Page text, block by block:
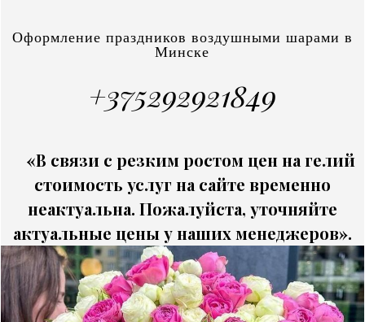
Оформление праздников воздушными шарами в
Минске
+375292921849
«В связи с резким ростом цен на гелий
стоимость услуг на сайте временно
неактуальна. Пожалуйста, уточняйте
актуальные цены у наших менеджеров».